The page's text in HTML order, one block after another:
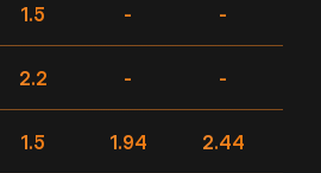
1.5 - -
2.2 - -
1.5 1.94 2.44